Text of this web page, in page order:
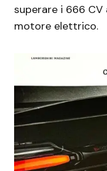
superare i 666 CV
motore elettrico.